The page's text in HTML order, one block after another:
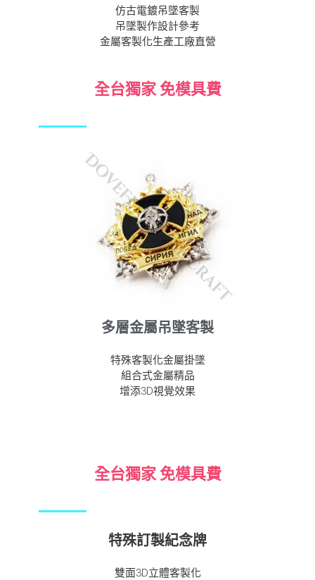
仿古電鍍吊墜客製
吊墜製作設計參考
金屬客製化生產工廠直營
全台獨家 免模具費
多層金屬吊墜客製
特殊客製化金屬掛墜
組合式金屬精品
增添3D視覺效果
全台獨家 免模具費
特殊訂製紀念牌
雙面3D立體客製化